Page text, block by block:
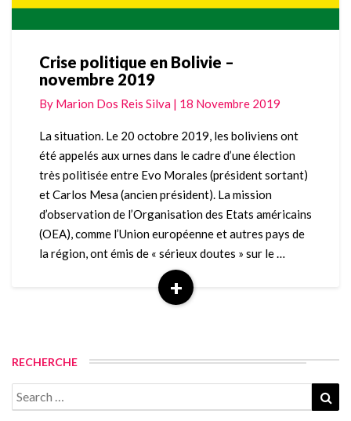
Crise
politique
Bolivie
–
2019
Crise politique en Bolivie –
novembre 2019
By Marion Dos Reis Silva | 18 Novembre 2019
La situation. Le 20 octobre 2019, les boliviens ont
été appelés aux urnes dans le cadre d’une élection
très politisée entre Evo Morales (président sortant)
et Carlos Mesa (ancien président). La mission
d’observation de l’Organisation des Etats américains
(OEA), comme l’Union européenne et autres pays de
la région, ont émis de « sérieux doutes » sur le …
+
Read
RECHERCHE
Search
for: